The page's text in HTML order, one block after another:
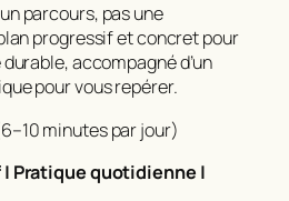
parcours, pas une
progressif et concret pour
accompagné d’un
pour vous repérer.
minutes par jour)
Pratique quotidienne |